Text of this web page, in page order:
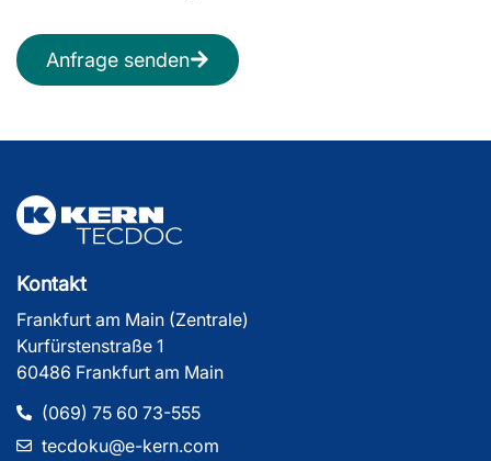
Anfrage senden
Kontakt
Frankfurt am Main (Zentrale)
Kurfürstenstraße 1
60486 Frankfurt am Main
(069) 75 60 73-555
tecdoku@e-kern.com